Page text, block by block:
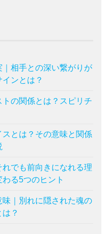
相手との深い繋がりが
ンとは？
の関係とは？スピリチ
とは？その意味と関係
でも前向きになれる理
る5つのヒント
｜別れに隠された魂の
？